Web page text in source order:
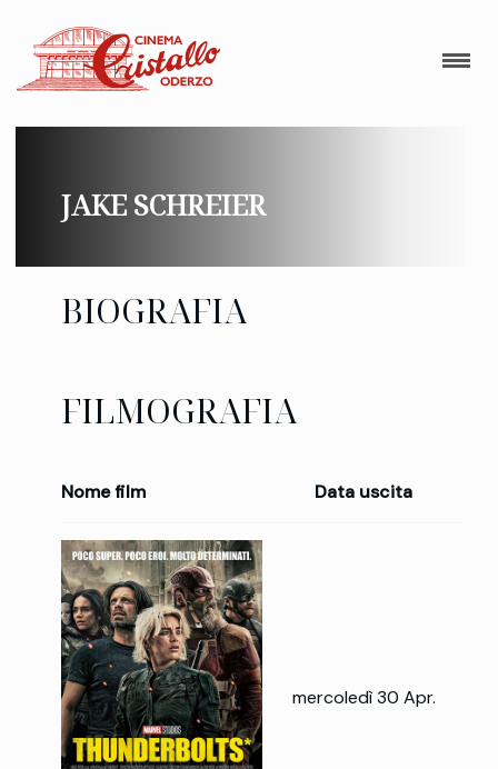
JAKE SCHREIER
BIOGRAFIA
FILMOGRAFIA
Nome film Data uscita
mercoledì 30 Apr.